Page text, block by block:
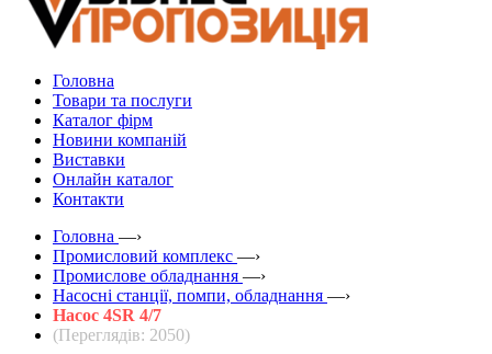
Головна
Товари та послуги
Каталог фірм
Новини компаній
Виставки
Онлайн каталог
Контакти
Головна —›
Промисловий комплекс —›
Промислове обладнання —›
Насосні станції, помпи, обладнання —›
Насос 4SR 4/7
(Переглядів: 2050)